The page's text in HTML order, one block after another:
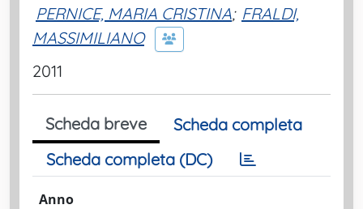
PERNICE, MARIA CRISTINA; FRALDI,
MASSIMILIANO
2011
Scheda breve
Scheda completa
Scheda completa (DC)
Anno